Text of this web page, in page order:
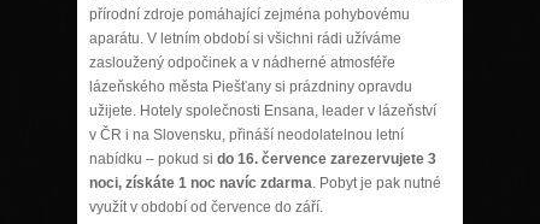
přírodní zdroje pomáhající zejména pohybovému
aparátu. V letním období si všichni rádi užíváme
zasloužený odpočinek a v nádherné atmosféře
lázeňského města Piešťany si prázdniny opravdu
užijete. Hotely společnosti Ensana, leader v lázeňství
v ČR i na Slovensku, přináší neodolatelnou letní
nabídku – pokud si do 16. července zarezervujete 3
noci, získáte 1 noc navíc zdarma. Pobyt je pak nutné
využít v období od července do září.